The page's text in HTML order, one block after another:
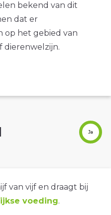
bekend van dit
dat er
op het gebied van
dierenwelzijn.
Ja
van vijf en draagt bij
voeding.